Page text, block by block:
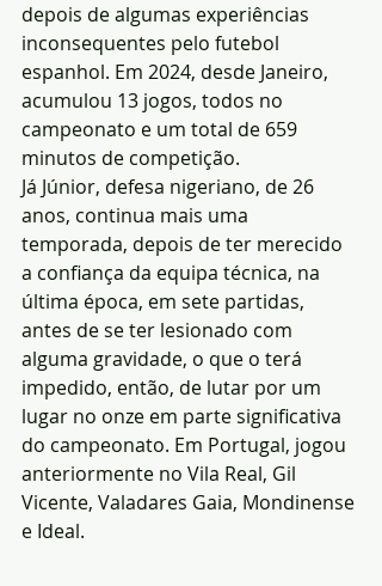
depois de algumas experiências
inconsequentes pelo futebol
espanhol. Em 2024, desde Janeiro,
acumulou 13 jogos, todos no
campeonato e um total de 659
minutos de competição.
Já Júnior, defesa nigeriano, de 26
anos, continua mais uma
temporada, depois de ter merecido
a confiança da equipa técnica, na
última época, em sete partidas,
antes de se ter lesionado com
alguma gravidade, o que o terá
impedido, então, de lutar por um
lugar no onze em parte significativa
do campeonato. Em Portugal, jogou
anteriormente no Vila Real, Gil
Vicente, Valadares Gaia, Mondinense
e Ideal.